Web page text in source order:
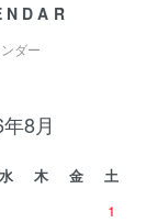
ダー
8月
水 木 金
土
1